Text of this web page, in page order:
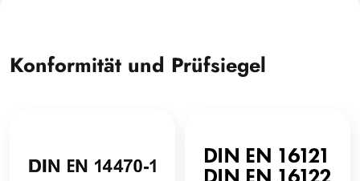
Konformität und Prüfsiegel